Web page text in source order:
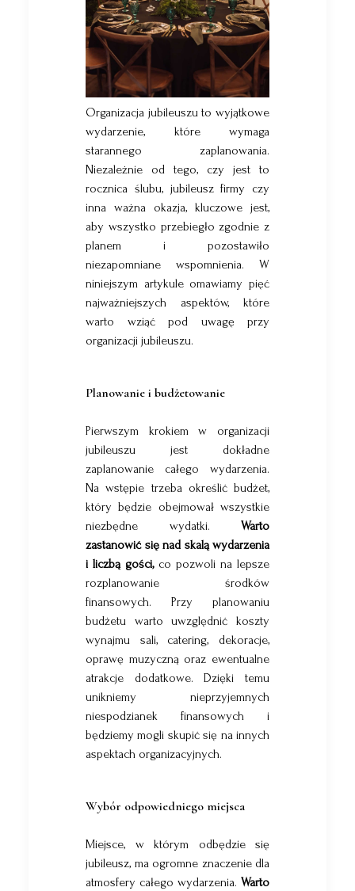
Organizacja jubileuszu to wyjątkowe
wydarzenie, które wymaga
starannego zaplanowania.
Niezależnie od tego, czy jest to
rocznica ślubu, jubileusz firmy czy
inna ważna okazja, kluczowe jest,
aby wszystko przebiegło zgodnie z
planem i pozostawiło
niezapomniane wspomnienia. W
niniejszym artykule omawiamy pięć
najważniejszych aspektów, które
warto wziąć pod uwagę przy
organizacji jubileuszu.
Planowanie i budżetowanie
Pierwszym krokiem w organizacji
jubileuszu jest dokładne
zaplanowanie całego wydarzenia.
Na wstępie trzeba określić budżet,
który będzie obejmował wszystkie
niezbędne wydatki. Warto
zastanowić się nad skalą wydarzenia
i liczbą gości,co pozwoli na lepsze
rozplanowanie środków
finansowych. Przy planowaniu
budżetu warto uwzględnić koszty
wynajmu sali, catering, dekoracje,
oprawę muzyczną oraz ewentualne
atrakcje dodatkowe. Dzięki temu
unikniemy nieprzyjemnych
niespodzianek finansowych i
będziemy mogli skupić się na innych
aspektach organizacyjnych.
Wybór odpowiedniego miejsca
Miejsce, w którym odbędzie się
jubileusz, ma ogromne znaczenie dla
atmosfery całego wydarzenia. Warto